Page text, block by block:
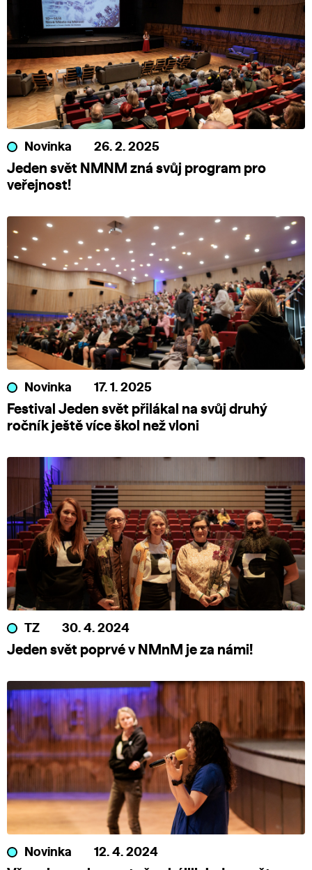
Novinka 26. 2. 2025
Jeden svět NMNM zná svůj program pro
veřejnost!
Novinka 17. 1. 2025
Festival Jeden svět přilákal na svůj druhý
ročník ještě více škol než vloni
TZ 30. 4. 2024
Jeden svět poprvé v NMnM je za námi!
Novinka 12. 4. 2024